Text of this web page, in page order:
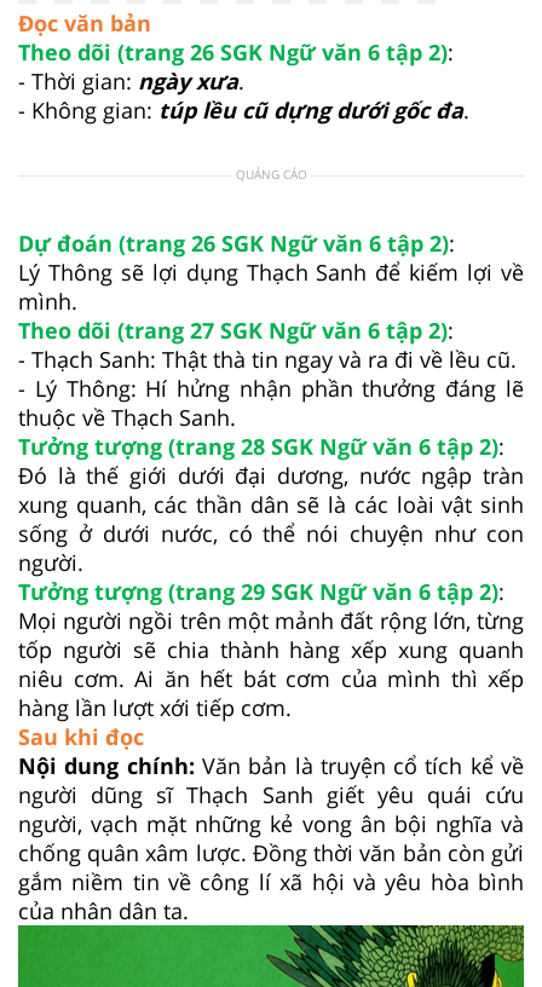
Đọc văn bản
Theo dõi (trang 26 SGK Ngữ văn 6 tập 2):
- Thời gian: ngày xưa.
- Không gian: túp lều cũ dựng dưới gốc đa.
QUẢNG CÁO
Dự đoán (trang 26 SGK Ngữ văn 6 tập 2):
Lý Thông sẽ lợi dụng Thạch Sanh để kiếm lợi về
mình.
Theo dõi (trang 27 SGK Ngữ văn 6 tập 2):
- Thạch Sanh: Thật thà tin ngay và ra đi về lều cũ.
- Lý Thông: Hí hửng nhận phần thưởng đáng lẽ
thuộc về Thạch Sanh.
Tưởng tượng (trang 28 SGK Ngữ văn 6 tập 2):
Đó là thế giới dưới đại dương, nước ngập tràn
xung quanh, các thần dân sẽ là các loài vật sinh
sống ở dưới nước, có thể nói chuyện như con
người.
Tưởng tượng (trang 29 SGK Ngữ văn 6 tập 2):
Mọi người ngồi trên một mảnh đất rộng lớn, từng
tốp người sẽ chia thành hàng xếp xung quanh
niêu cơm. Ai ăn hết bát cơm của mình thì xếp
hàng lần lượt xới tiếp cơm.
Sau khi đọc
Nội dung chính: Văn bản là truyện cổ tích kể về
người dũng sĩ Thạch Sanh giết yêu quái cứu
người, vạch mặt những kẻ vong ân bội nghĩa và
chống quân xâm lược. Đồng thời văn bản còn gửi
gắm niềm tin về công lí xã hội và yêu hòa bình
của nhân dân ta.